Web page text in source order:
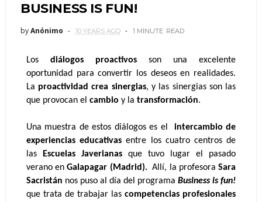
BUSINESS IS FUN!
byAnónimo 10 YEARS AGO 1 MINUTE READ
Los diálogos proactivos son una excelente
oportunidad para convertir los deseos en realidades.
La proactividad crea sinergias, y las sinergias son las
que provocan el cambio y la transformación.
Una muestra de estos diálogos es el intercambio de
experiencias educativas entre los cuatro centros de
las
Escuelas Javerianas que tuvo lugar el pasado
verano en Galapagar (Madrid). Allí, la profesora Sara
Sacristán nos puso al día del programa Business is fun!
que trata de trabajar las competencias profesionales